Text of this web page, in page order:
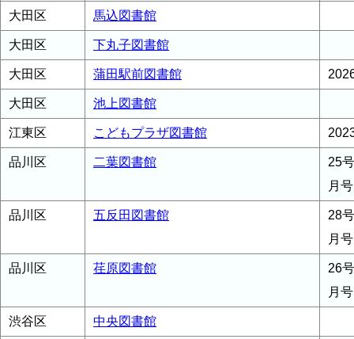
大田区 馬込図書館
大田区 下丸子図書館
大田区 蒲田駅前図書館
大田区 池上図書館
江東区 こどもプラザ図書館
品川区 二葉図書館
25
月
品川区 五反田図書館
28
月
品川区 荏原図書館
26
月
渋谷区 中央図書館